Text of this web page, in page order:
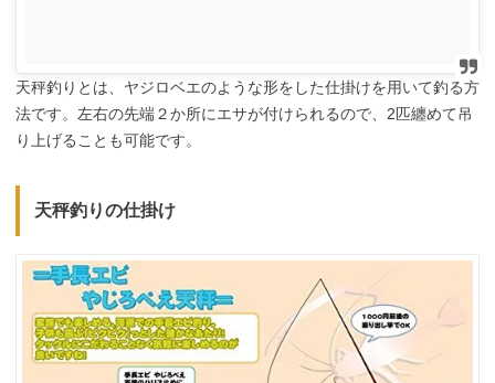
天秤釣りとは、ヤジロベエのような形をした仕掛けを用いて釣る方
法です。左右の先端２か所にエサが付けられるので、2匹纏めて吊
り上げることも可能です。
天秤釣りの仕掛け